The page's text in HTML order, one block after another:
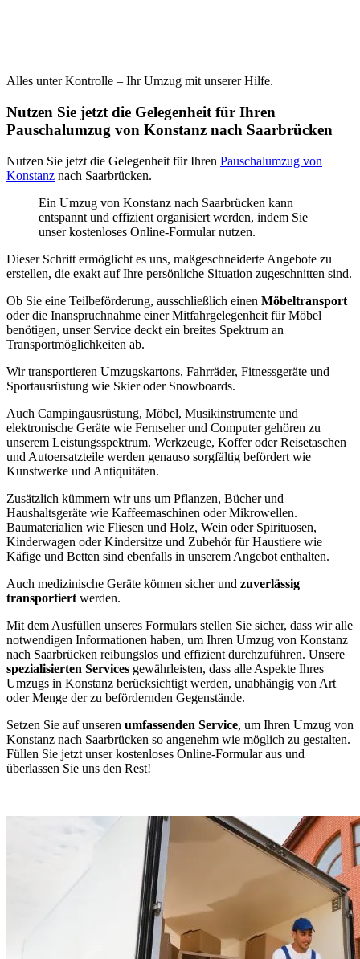
Alles unter Kontrolle – Ihr Umzug mit unserer Hilfe.
Nutzen Sie jetzt die Gelegenheit für Ihren
Pauschalumzug von Konstanz nach Saarbrücken
Nutzen Sie jetzt die Gelegenheit für Ihren Pauschalumzug von
Konstanz nach Saarbrücken.
Ein Umzug von Konstanz nach Saarbrücken kann
entspannt und effizient organisiert werden, indem Sie
unser kostenloses Online-Formular nutzen.
Dieser Schritt ermöglicht es uns, maßgeschneiderte Angebote zu
erstellen, die exakt auf Ihre persönliche Situation zugeschnitten sind.
Ob Sie eine Teilbeförderung, ausschließlich einen Möbeltransport
oder die Inanspruchnahme einer Mitfahrgelegenheit für Möbel
benötigen, unser Service deckt ein breites Spektrum an
Transportmöglichkeiten ab.
Wir transportieren Umzugskartons, Fahrräder, Fitnessgeräte und
Sportausrüstung wie Skier oder Snowboards.
Auch Campingausrüstung, Möbel, Musikinstrumente und
elektronische Geräte wie Fernseher und Computer gehören zu
unserem Leistungsspektrum. Werkzeuge, Koffer oder Reisetaschen
und Autoersatzteile werden genauso sorgfältig befördert wie
Kunstwerke und Antiquitäten.
Zusätzlich kümmern wir uns um Pflanzen, Bücher und
Haushaltsgeräte wie Kaffeemaschinen oder Mikrowellen.
Baumaterialien wie Fliesen und Holz, Wein oder Spirituosen,
Kinderwagen oder Kindersitze und Zubehör für Haustiere wie
Käfige und Betten sind ebenfalls in unserem Angebot enthalten.
Auch medizinische Geräte können sicher und zuverlässig
transportiert werden.
Mit dem Ausfüllen unseres Formulars stellen Sie sicher, dass wir alle
notwendigen Informationen haben, um Ihren Umzug von Konstanz
nach Saarbrücken reibungslos und effizient durchzuführen. Unsere
spezialisierten Services gewährleisten, dass alle Aspekte Ihres
Umzugs in Konstanz berücksichtigt werden, unabhängig von Art
oder Menge der zu befördernden Gegenstände.
Setzen Sie auf unseren umfassenden Service, um Ihren Umzug von
Konstanz nach Saarbrücken so angenehm wie möglich zu gestalten.
Füllen Sie jetzt unser kostenloses Online-Formular aus und
überlassen Sie uns den Rest!